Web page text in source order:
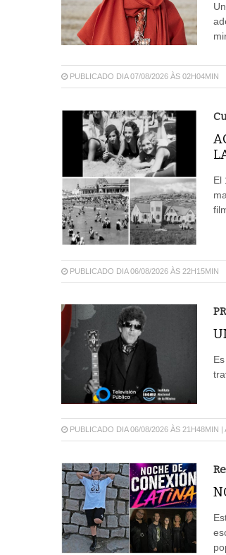
PUBLICADO DIA 07/08/2026 ÀS 02H04MIN
El
PUBLICADO DIA 06/08/2026 ÀS 22H15MIN
PUBLICADO DIA 06/08/2026 ÀS 21H48MIN |